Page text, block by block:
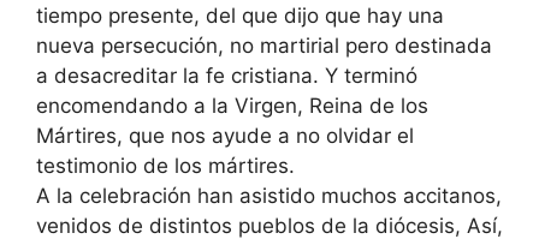
tiempo presente, del que dijo que hay una
nueva persecución, no martirial pero destinada
a desacreditar la fe cristiana. Y terminó
encomendando a la Virgen, Reina de los
Mártires, que nos ayude a no olvidar el
testimonio de los mártires.
A la celebración han asistido muchos accitanos,
venidos de distintos pueblos de la diócesis, Así,